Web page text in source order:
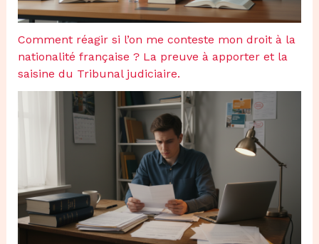
Comment réagir si l’on me conteste mon droit à la
nationalité française ? La preuve à apporter et la
saisine du Tribunal judiciaire.